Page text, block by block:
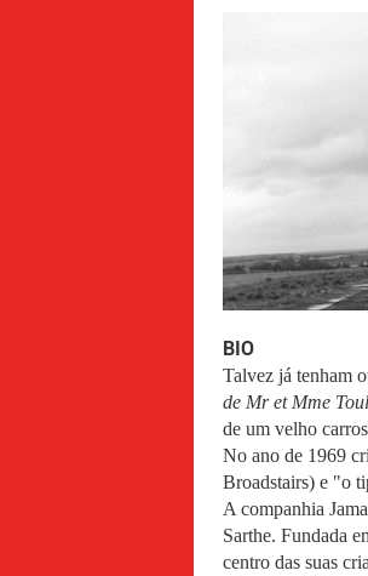
BIO
Talvez já tenham
de Mr et Mme
de um velho
No ano de 1969
Broadstairs) e "o
A companhia
Sarthe. Fundada
centro das suas